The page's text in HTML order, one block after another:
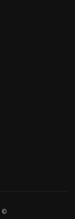
©